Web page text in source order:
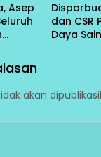
Asep
dan CSR
Daya
akan